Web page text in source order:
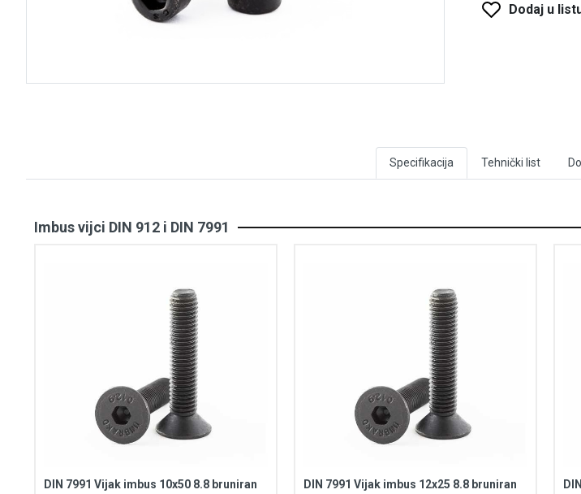
Dodaj u
Specifikacija Tehnički list
Imbus vijci DIN 912 i DIN 7991
DIN 7991 Vijak imbus 10x50 8.8 bruniran
DIN 7991 Vijak imbus 12x25 8.8 bruniran